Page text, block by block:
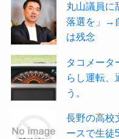
丸山議員に
落選を」→
は残念
タコメー
らし運転、
う。
長野の高校
ースで生徒